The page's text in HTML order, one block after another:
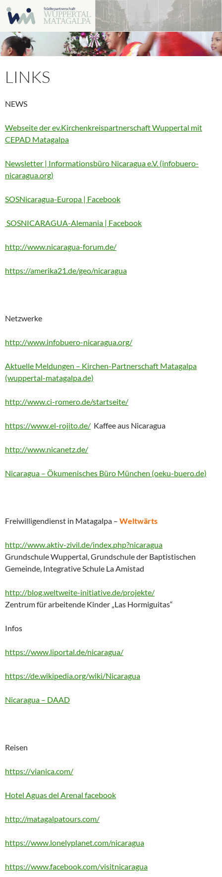
Zum
Inhalt
LINKS
NEWS
Webseite der ev.Kirchenkreispartnerschaft Wuppertal mit
CEPAD Matagalpa
Newsletter | Informationsbüro Nicaragua e.V. (infobuero-
nicaragua.org)
SOSNicaragua-Europa | Facebook
SOSNICARAGUA-Alemania | Facebook
http://www.nicaragua-forum.de/
https://amerika21.de/geo/nicaragua
Netzwerke
http://www.infobuero-nicaragua.org/
Aktuelle Meldungen – Kirchen-Partnerschaft Matagalpa
(wuppertal-matagalpa.de)
http://www.ci-romero.de/startseite/
https://www.el-rojito.de/ Kaffee aus Nicaragua
http://www.nicanetz.de/
Nicaragua – Ökumenisches Büro München (oeku-buero.de)
Freiwilligendienst in Matagalpa – Weltwärts
http://www.aktiv-zivil.de/index.php?nicaragua
Grundschule Wuppertal, Grundschule der Baptistischen
Gemeinde, Integrative Schule La Amistad
http://blog.weltweite-initiative.de/projekte/
Zentrum für arbeitende Kinder „Las Hormiguitas“
Infos
https://www.liportal.de/nicaragua/
https://de.wikipedia.org/wiki/Nicaragua
Nicaragua – DAAD
Reisen
https://vianica.com/
Hotel Aguas del Arenal facebook
http://matagalpatours.com/
https://www.lonelyplanet.com/nicaragua
https://www.facebook.com/visitnicaragua